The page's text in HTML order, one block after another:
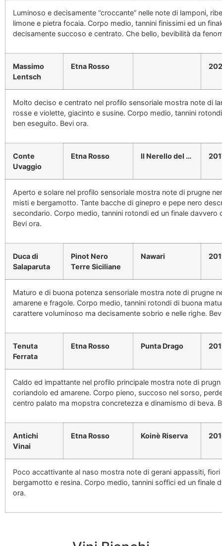
Luminoso e decisamente “croccante” nelle note di lamponi,
limone e pietra focaia. Corpo medio, tannini finissimi ed un
decisamente succoso e centrato. Che bello, bevibilità da
Massimo
Lentsch
Etna Rosso
Molto deciso e centrato nel profilo sensoriale mostra note di
rosse e violette, giacinto e susine. Corpo medio, tannini
ben eseguito. Bevi ora.
Conte
Uvaggio
Etna Rosso Il Nerello del …
Aperto e solare nel profilo sensoriale mostra note di prugne
misti e bergamotto. Tante bacche di ginepro e pepe nero
secondario. Corpo medio, tannini rotondi ed un finale
Bevi ora.
Duca di
Salaparuta
Pinot Nero
Terre Siciliane
Nawari
Maturo e di buona potenza sensoriale mostra note di prugne
amarene e fragole. Corpo medio, tannini rotondi di buona
carattere voluminoso ma decisamente sobrio e nelle righe.
Tenuta
Ferrata
Etna Rosso Punta Drago
Caldo ed impattante nel profilo principale mostra note di
coriandolo ed amarene. Corpo pieno, succoso nel sorso,
centro palato ma mopstra concretezza e dinamismo di beva.
Antichi
Vinai
Etna Rosso Koinè Riserva
Poco accattivante al naso mostra note di gerani appassiti,
bergamotto e resina. Corpo medio, tannini soffici ed un finale
ora.